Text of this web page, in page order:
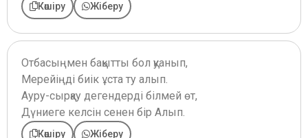
Көшіру Жіберу
Отбасыңмен бақытты бол қуанып,
Мерейіңді биік ұста ту алып.
Ауру-сырқау дегендерді білмей өт,
Дүниеге келсін сенен бір Алып.
Көшіру Жіберу